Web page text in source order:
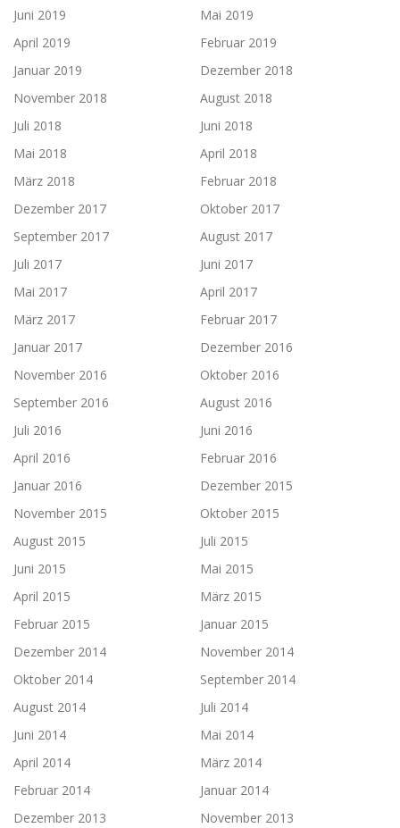
Juni 2019
Mai 2019
April 2019
Februar 2019
Januar 2019
Dezember 2018
November 2018
August 2018
Juli 2018
Juni 2018
Mai 2018
April 2018
März 2018
Februar 2018
Dezember 2017
Oktober 2017
September 2017
August 2017
Juli 2017
Juni 2017
Mai 2017
April 2017
März 2017
Februar 2017
Januar 2017
Dezember 2016
November 2016
Oktober 2016
September 2016
August 2016
Juli 2016
Juni 2016
April 2016
Februar 2016
Januar 2016
Dezember 2015
November 2015
Oktober 2015
August 2015
Juli 2015
Juni 2015
Mai 2015
April 2015
März 2015
Februar 2015
Januar 2015
Dezember 2014
November 2014
Oktober 2014
September 2014
August 2014
Juli 2014
Juni 2014
Mai 2014
April 2014
März 2014
Februar 2014
Januar 2014
Dezember 2013
November 2013